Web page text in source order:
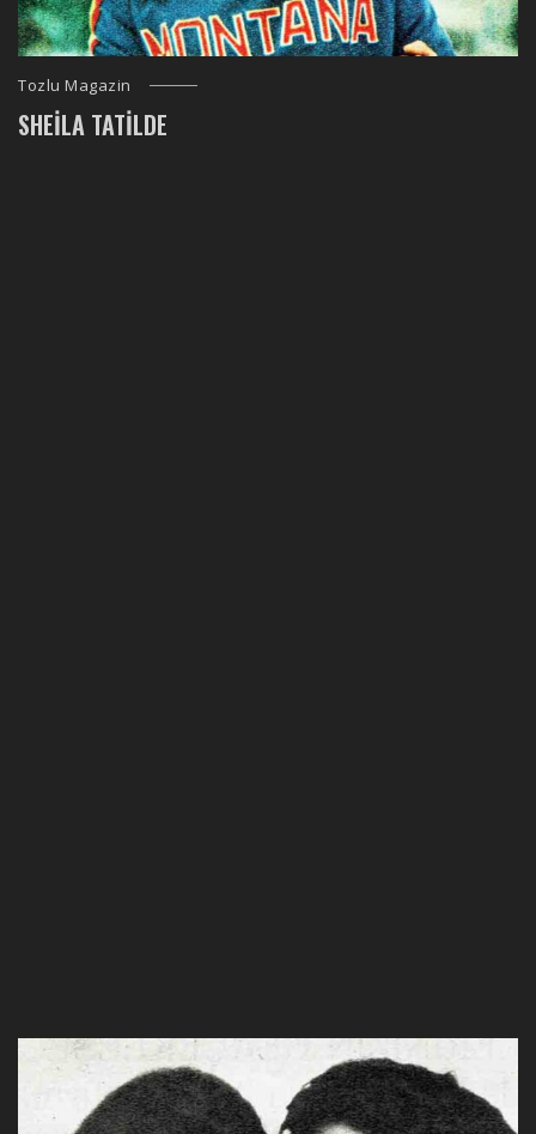
Tozlu Magazin
SHEILA TATILDE